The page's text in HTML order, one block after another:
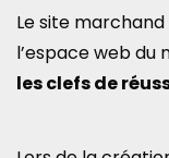
Le site
l’espace web du
les clefs de